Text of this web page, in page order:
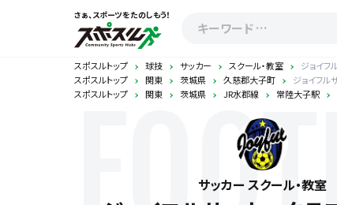
さぁ、スポーツをたのしもう！
スポスルトップ 球技 サッカー スクール・教室
ジョイフ
スポスルトップ
関東 茨城県 久慈郡大子町
ジョイフル
スポスルトップ
関東 茨城県 JR水郡線 常陸大子駅
サッカー スクール・教室